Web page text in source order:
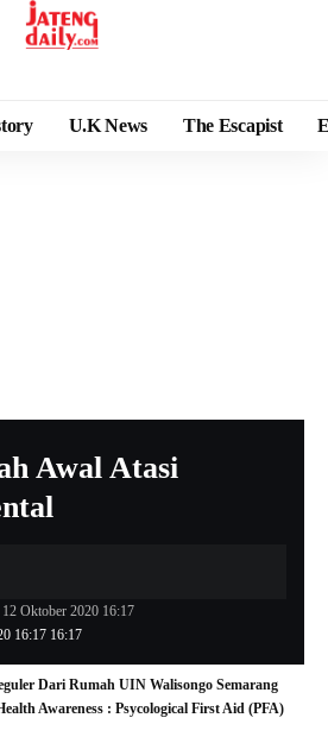
U.K News The Escapist
Awal Atasi
16:17 16:17
Oktober 2020 16:17
Dari Rumah UIN Walisongo Semarang
Awareness : Psycological First Aid (PFA)